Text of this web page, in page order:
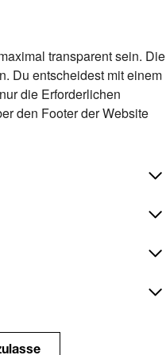
transparent sein. Die
Du entscheidest mit einem
die Erforderlichen
den Footer der Website